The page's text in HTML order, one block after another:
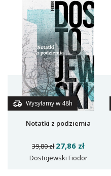
Wysyłamy w 48h
Notatki z podziemia
39,80 zł 27,86 zł
Dostojewski Fiodor